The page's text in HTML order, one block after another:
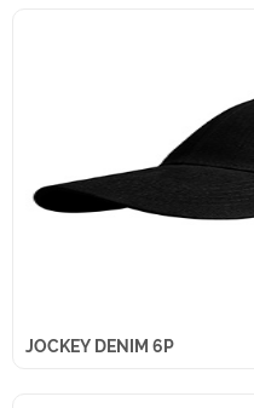
JOCKEY DENIM 6P